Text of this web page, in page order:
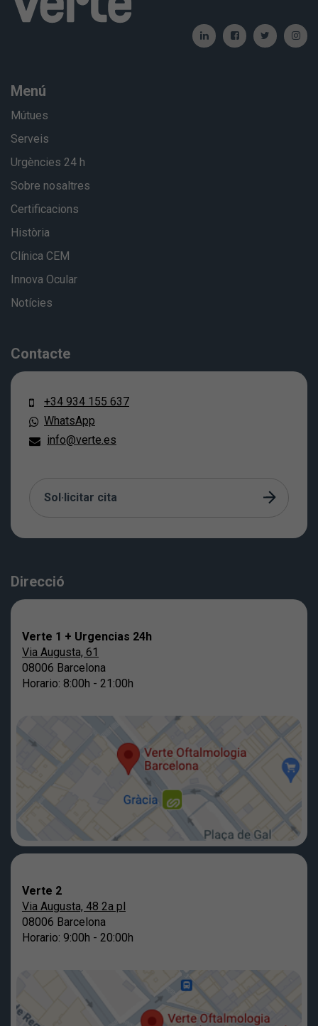
Menú
Mútues
Serveis
Urgències 24 h
Sobre nosaltres
Certificacions
Història
Clínica CEM
Innova Ocular
Notícies
Contacte
+34 934 155 637
WhatsApp
info@verte.es
Sol·licitar cita
Direcció
Verte 1 + Urgencias 24h
Via Augusta, 61
08006 Barcelona
Horario: 8:00h - 21:00h
Verte 2
Via Augusta, 48 2a pl
08006 Barcelona
Horario: 9:00h - 20:00h